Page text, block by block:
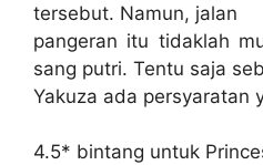
tersebut. Namun, jalan
pangeran itu tidaklah
sang putri. Tentu saja
Yakuza ada persyaratan
4.5* bintang untuk